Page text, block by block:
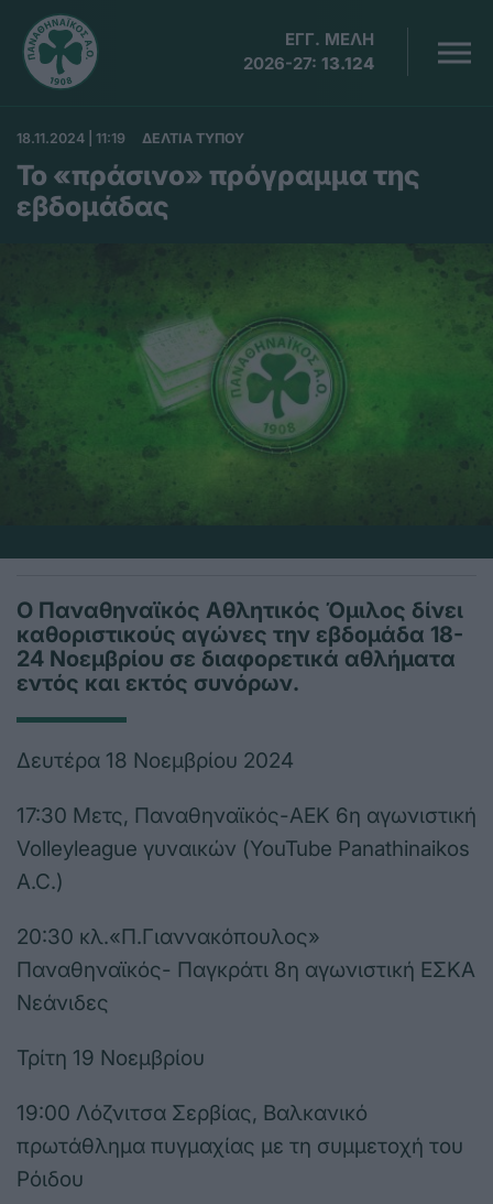
ΕΓΓ. ΜΕΛΗ
2026-27: 13.124
18.11.2024 | 11:19 ΔΕΛΤΙΑ ΤΥΠΟΥ
Το «πράσινο» πρόγραμμα της
εβδομάδας
Ο Παναθηναϊκός Αθλητικός Όμιλος δίνει
καθοριστικούς αγώνες την εβδομάδα 18-
24 Νοεμβρίου σε διαφορετικά αθλήματα
εντός και εκτός συνόρων.
Δευτέρα 18 Νοεμβρίου 2024
17:30 Μετς, Παναθηναϊκός-ΑΕΚ 6η αγωνιστική
Volleyleague γυναικών (YouTube Panathinaikos
A.C.)
20:30 κλ.«Π.Γιαννακόπουλος»
Παναθηναϊκός- Παγκράτι 8η αγωνιστική ΕΣΚΑ
Νεάνιδες
Τρίτη 19 Νοεμβρίου
19:00 Λόζνιτσα Σερβίας, Βαλκανικό
πρωτάθλημα πυγμαχίας με τη συμμετοχή του
Ρόιδου